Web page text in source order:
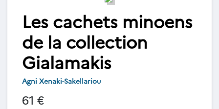
Les cachets minoens
de la collection
Gialamakis
Agni Xenaki-Sakellariou
61 €